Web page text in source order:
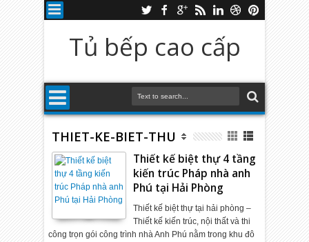
Tủ bếp cao cấp
THIET-KE-BIET-THU
Thiết kế biệt thự 4 tầng
kiến trúc Pháp nhà anh
Phú tại Hải Phòng
Thiết kế biệt thự tại hải phòng –
Thiết kế kiến trúc, nội thất và thi
công trọn gói công trình nhà Anh Phú nằm trong khu đô